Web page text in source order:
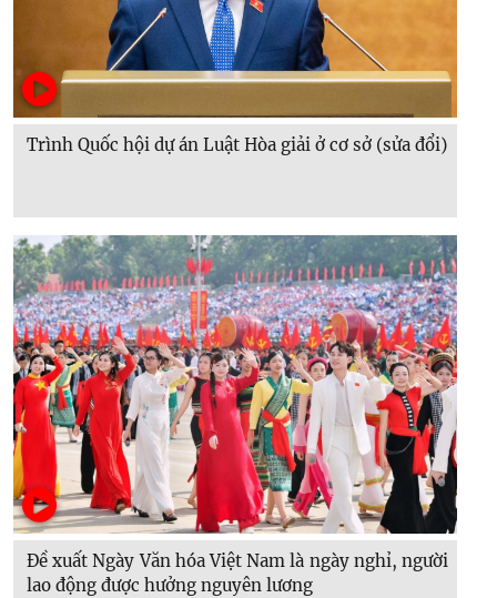
Trình Quốc hội dự án Luật Hòa giải ở cơ sở (sửa đổi)
Đề xuất Ngày Văn hóa Việt Nam là ngày nghỉ, người
lao động được hưởng nguyên lương